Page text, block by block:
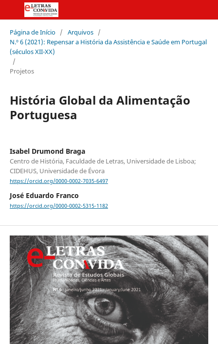
Página de Início / Arquivos /
N.º 6 (2021): Repensar a História da Assistência e Saúde em Portugal
(séculos XII-XX)
/
Projetos
História Global da Alimentação
Portuguesa
Isabel Drumond Braga
Centro de História, Faculdade de Letras, Universidade de Lisboa;
CIDEHUS, Universidade de Évora
https://orcid.org/0000-0002-7035-6497
José Eduardo Franco
https://orcid.org/0000-0002-5315-1182